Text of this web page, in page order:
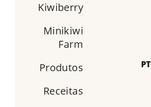
Kiwiberry
Minikiwi
Farm
Produtos
Receitas
PT